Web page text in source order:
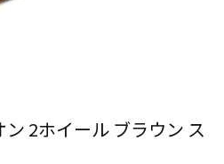
2ホイール ブラウン ス